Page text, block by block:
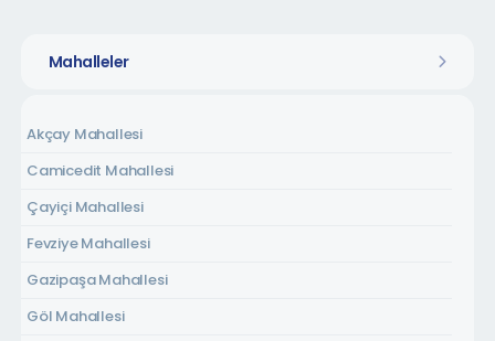
Mahalleler
Akçay Mahallesi
Camicedit Mahallesi
Çayiçi Mahallesi
Fevziye Mahallesi
Gazipaşa Mahallesi
Göl Mahallesi